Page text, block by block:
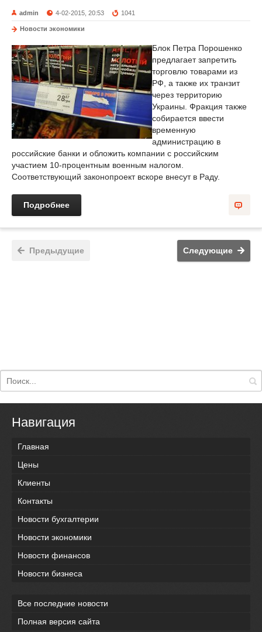
admin 4-02-2015, 20:53 1041
Новости экономики
Блок Петра Порошенко
предлагает запретить
торговлю товарами из
РФ, а также их транзит
через территорию
Украины. Фракция также
собирается ввести
временную
администрацию в
российские банки и обложить компании с российским
участием 10-процентным военным налогом.
Соответствующий законопроект вскоре внесут в Раду.
Подробнее
Предыдущие Следующие
Навигация
Главная
Цены
Клиенты
Контакты
Новости бухгалтерии
Новости экономики
Новости финансов
Новости бизнеса
Все последние новости
Полная версия сайта